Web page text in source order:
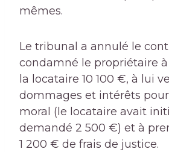
mêmes.
Le tribunal a annulé le
condamné le propriétaire
la locataire 10 100 €, à lui
dommages et intérêts
moral (le locataire avait
demandé 2 500 €) et à
1 200 € de frais de justice.